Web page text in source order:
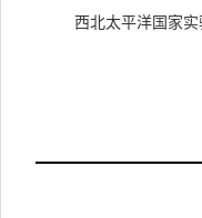
西北太平洋国家实